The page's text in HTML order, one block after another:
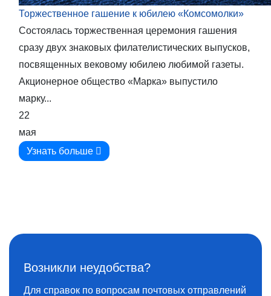
Торжественное гашение к юбилею «Комсомолки»
Состоялась торжественная церемония гашения
сразу двух знаковых филателистических выпусков,
посвященных вековому юбилею любимой газеты.
Акционерное общество «Марка» выпустило
марку...
22
мая
Узнать больше
Возникли неудобства?
Для справок по вопросам почтовых отправлений